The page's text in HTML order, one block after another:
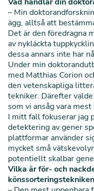
– Min
ägg, alltså att
Det är den föredragna
av nykläckta
dessa annars inte har
Under min
med Matthias Corion
den vetenskapliga
tekniker. Därefter
som vi ansåg vara mest
I mitt fall fokuserar jag
detektering av gener
plattformar använder
mycket små
potentiellt skalbar
Vilka är för- och